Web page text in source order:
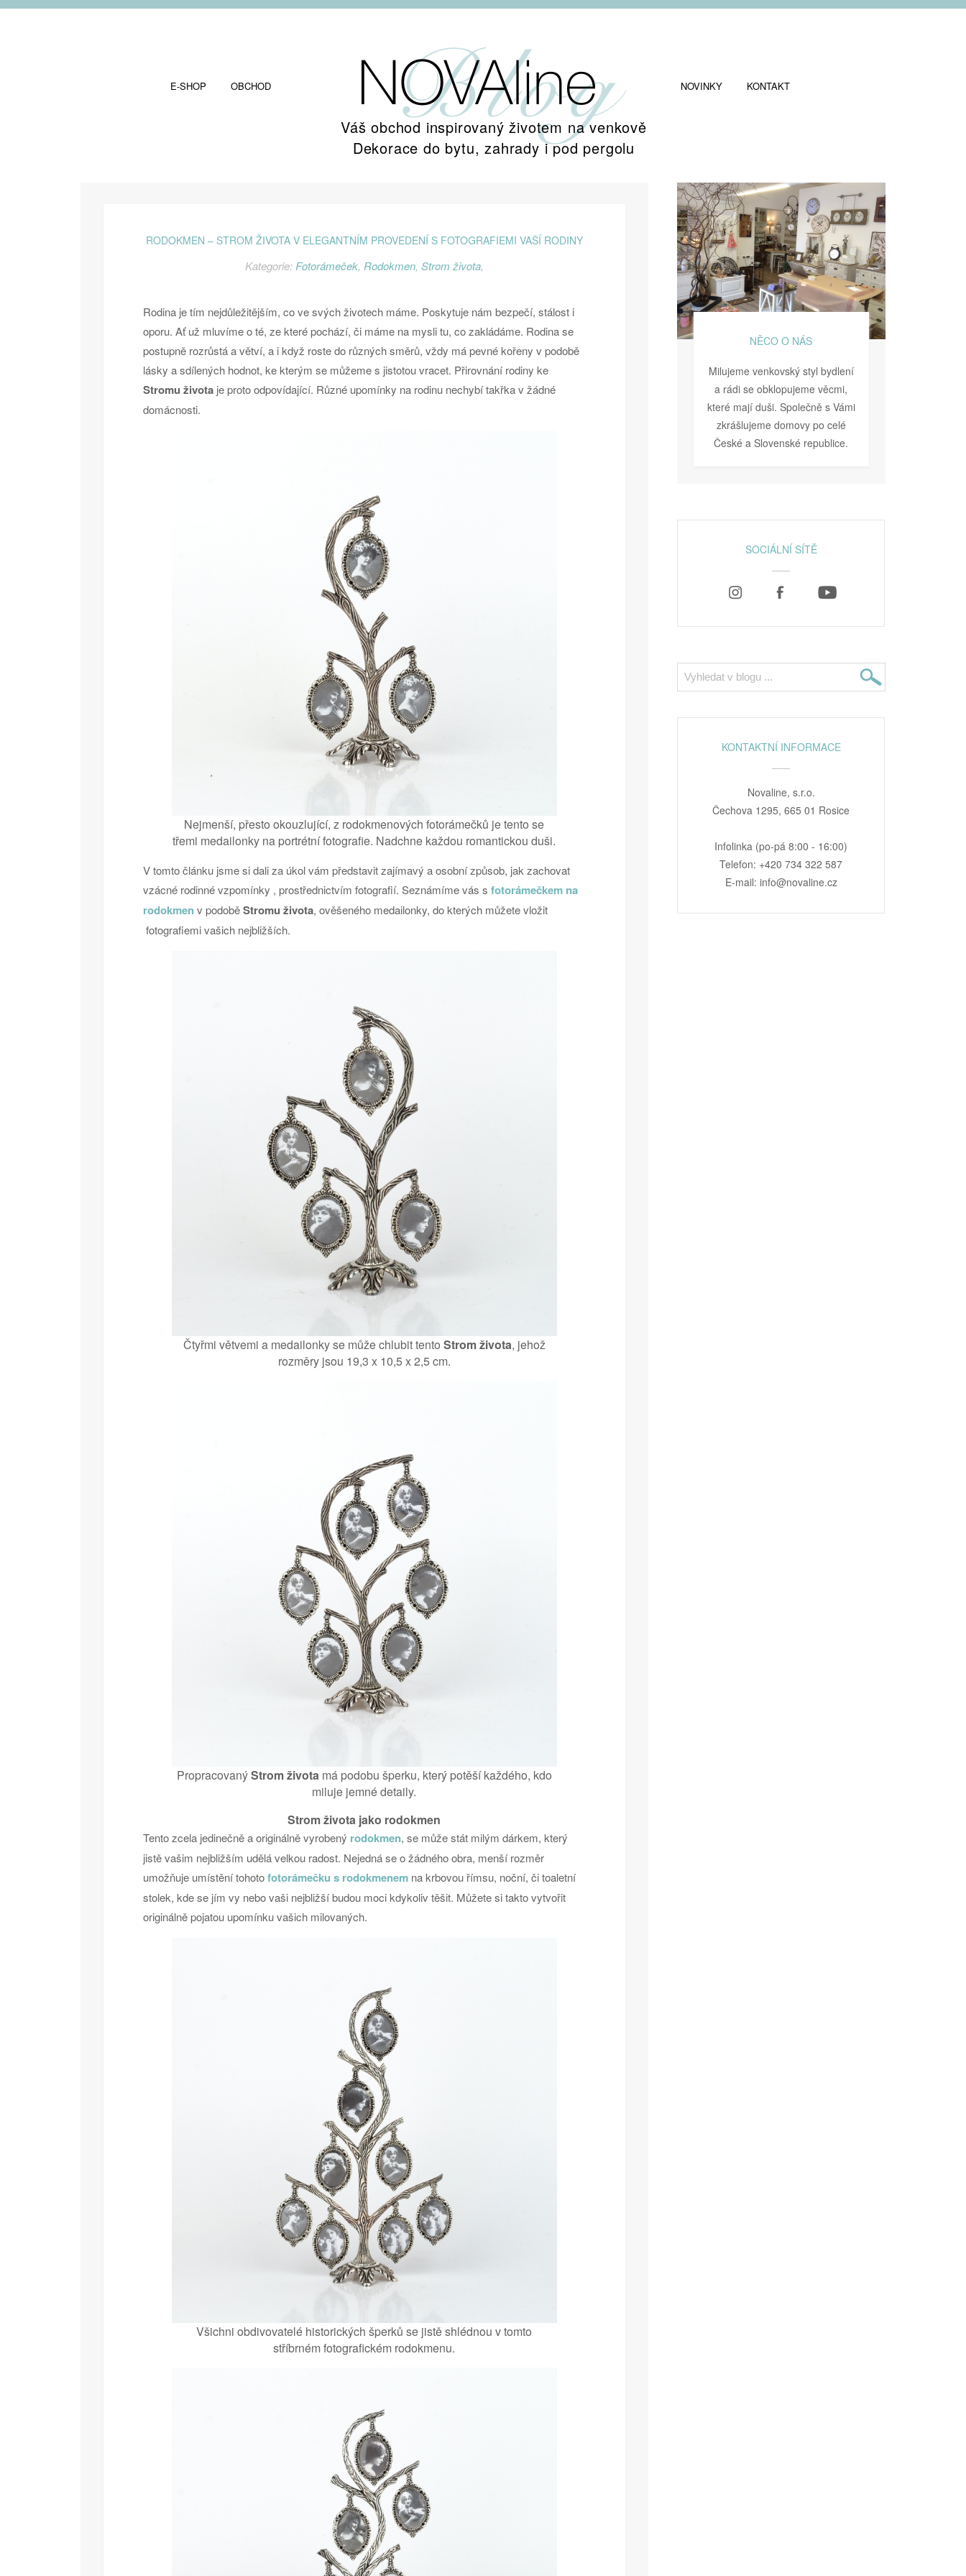
E-SHOP OBCHOD
Váš obchod inspirovaný životem na venkově
Dekorace do bytu, zahrady i pod pergolu
NOVINKY KONTAKT
RODOKMEN – STROM ŽIVOTA V ELEGANTNÍM PROVEDENÍ S FOTOGRAFIEMI VAŠÍ RODINY
Kategorie: Fotorámeček, Rodokmen, Strom života,
Rodina je tím nejdůležitějším, co ve svých životech máme. Poskytuje nám bezpečí, stálost i
oporu. Ať už mluvíme o té, ze které pochází, či máme na mysli tu, co zakládáme. Rodina se
postupně rozrůstá a větví, a i když roste do různých směrů, vždy má pevné kořeny v podobě
lásky a sdílených hodnot, ke kterým se můžeme s jistotou vracet. Přirovnání rodiny ke
Stromu životaje proto odpovídající. Různé upomínky na rodinu nechybí takřka v žádné
domácnosti.
Nejmenší, přesto okouzlující, z rodokmenových fotorámečků je tento se
třemi medailonky na portrétní fotografie. Nadchne každou romantickou duši.
V tomto článku jsme si dali za úkol vám představit zajímavý a osobní způsob, jak zachovat
vzácné rodinné vzpomínky , prostřednictvím fotografií. Seznámíme vás s fotorámečkem na
rodokmenv podoběStromu života, ověšeného medailonky, do kterých můžete vložit
fotografiemi vašich nejbližších.
Čtyřmi větvemi a medailonky se může chlubit tento Strom života, jehož
rozměry jsou 19,3 x 10,5 x 2,5 cm.
PropracovanýStrom života má podobu šperku, který potěší každého, kdo
miluje jemné detaily.
Strom života jako rodokmen
Tento zcela jedinečně a originálně vyrobený rodokmen, se může stát milým dárkem, který
jistě vašim nejbližším udělá velkou radost. Nejedná se o žádného obra, menší rozměr
umožňuje umístění tohotofotorámečku s rodokmenemna krbovou římsu, noční, či toaletní
stolek, kde se jím vy nebo vaši nejbližší budou moci kdykoliv těšit. Můžete si takto vytvořit
originálně pojatou upomínku vašich milovaných.
Všichni obdivovatelé historických šperků se jistě shlédnou v tomto
stříbrném fotografickém rodokmenu.
NĚCO O NÁS
Milujeme venkovský styl bydlení
a rádi se obklopujeme věcmi,
které mají duši. Společně s Vámi
zkrášlujeme domovy po celé
České a Slovenské republice.
SOCIÁLNÍ SÍTĚ
KONTAKTNÍ INFORMACE
Novaline, s.r.o.
Čechova 1295, 665 01 Rosice
Infolinka (po-pá 8:00 - 16:00)
Telefon: +420 734 322 587
E-mail: info@novaline.cz